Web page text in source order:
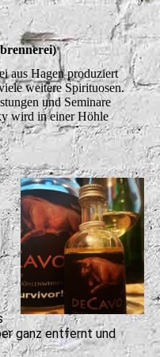
aus Hagen produziert
weitere Spirituosen.
und Seminare
wird in einer Höhle
ganz entfernt und